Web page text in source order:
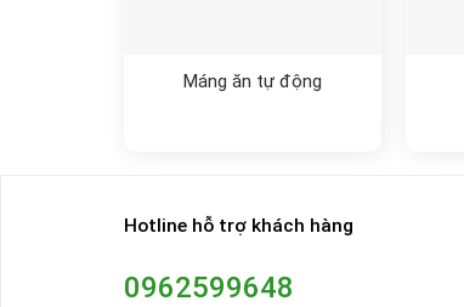
Máng ăn tự động
Hotline hỗ trợ khách hàng
0962599648